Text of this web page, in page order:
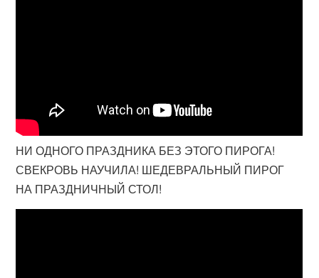
НИ ОДНОГО ПРАЗДНИКА БЕЗ ЭТОГО ПИРОГА!
СВЕКРОВЬ НАУЧИЛА! ШЕДЕВРАЛЬНЫЙ ПИРОГ
НА ПРАЗДНИЧНЫЙ СТОЛ!